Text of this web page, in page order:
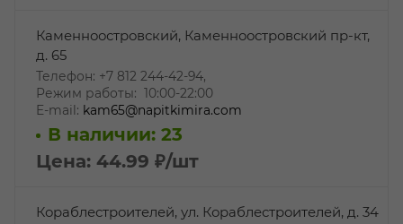
Каменноостровский, Каменноостровский пр-кт,
д. 65
Телефон: +7 812 244-42-94,
Режим работы: 10:00-22:00
E-mail: kam65@napitkimira.com
В наличии: 23
Цена: 44.99 ₽/шт
Кораблестроителей, ул. Кораблестроителей, д. 34